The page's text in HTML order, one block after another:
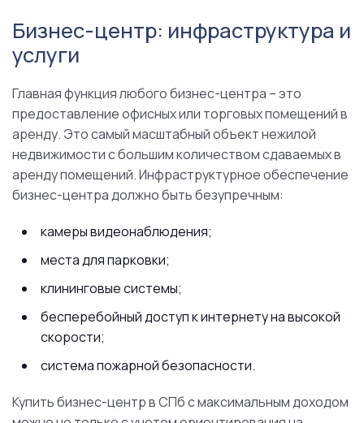
Бизнес-центр: инфраструктура и
услуги
Главная функция любого бизнес-центра – это
предоставление офисных или торговых помещений в
аренду. Это самый масштабный объект нежилой
недвижимости с большим количеством сдаваемых в
аренду помещений. Инфраструктурное обеспечение
бизнес-центра должно быть безупречным:
камеры видеонаблюдения;
места для парковки;
клининговые системы;
бесперебойный доступ к интернету на высокой
скорости;
система пожарной безопасности.
Купить бизнес-центр в СПб с максимальным доходом